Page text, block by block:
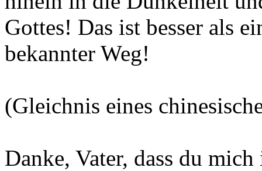
Gottes! Das ist besser als
bekannter Weg!
(Gleichnis eines
Danke, Vater, dass du